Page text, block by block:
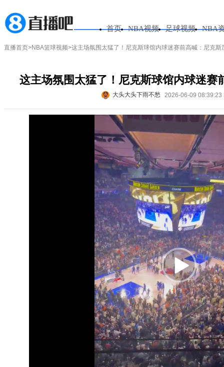
首页 NBA视频 足球视频 NBA
直播首页>NBA篮球视频>这主场氛围太猛了！尼克斯球馆内球迷赛前高喊：尼克斯
这主场氛围太猛了！尼克斯球馆内球迷赛
大头大头下雨不愁 2026-06-09 08:39:23